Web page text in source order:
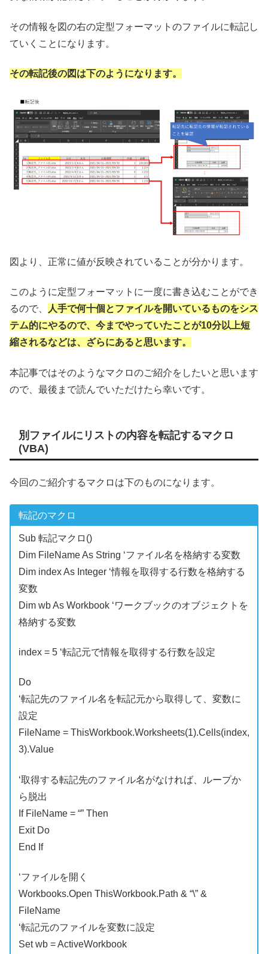
その情報を図の右の定型フォーマットのファイルに転記し
ていくことになります。
その転記後の図は下のようになります。
図より、正常に値が反映されていることが分かります。
このように定型フォーマットに一度に書き込むことができ
るので、
人手で何十個とファイルを開いているものをシス
テム的にやるので、今までやっていたことが10分以上短
縮されるなどは、ざらにあると思います。
本記事ではそのようなマクロのご紹介をしたいと思います
ので、最後まで読んでいただけたら幸いです。
別ファイルにリストの内容を転記するマクロ
(VBA)
今回のご紹介するマクロは下のものになります。
転記のマクロ
Sub 転記マクロ()
Dim FileName As String ‘ファイル名を格納する変数
Dim index As Integer ‘情報を取得する行数を格納する
変数
Dim wb As Workbook ‘ワークブックのオブジェクトを
格納する変数
index = 5 ‘転記元で情報を取得する行数を設定
Do
‘転記先のファイル名を転記元から取得して、変数に
設定
FileName = ThisWorkbook.Worksheets(1).Cells(index,
3).Value
‘取得する転記先のファイル名がなければ、ループか
ら脱出
If FileName = “” Then
Exit Do
End If
‘ファイルを開く
Workbooks.Open ThisWorkbook.Path & “\” &
FileName
‘転記元のファイルを変数に設定
Set wb = ActiveWorkbook